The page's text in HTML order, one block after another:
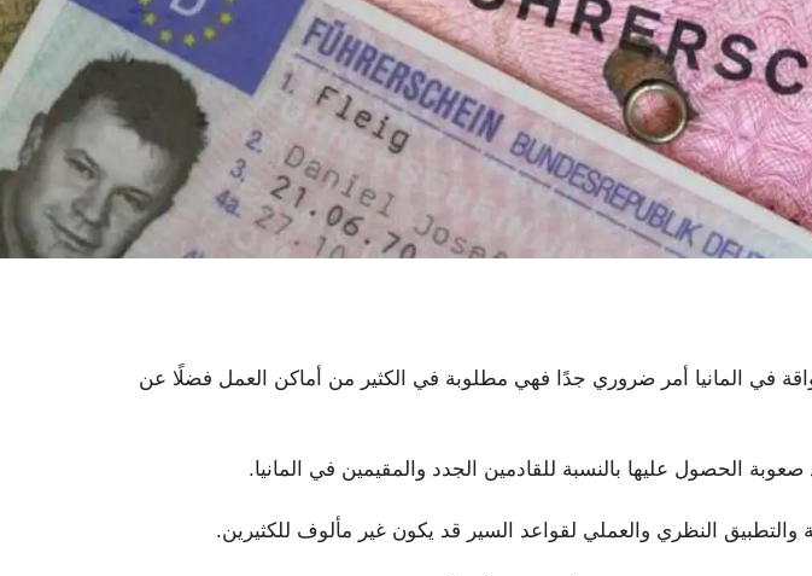
في المانيا أمر ضروري جدًا فهي مطلوبة في الكثير من أماكن العمل فضلًا عن
الحصول عليها بالنسبة للقادمين الجدد والمقيمين في المانيا.
والتطبيق النظري والعملي لقواعد السير قد يكون غير مألوف للكثيرين.